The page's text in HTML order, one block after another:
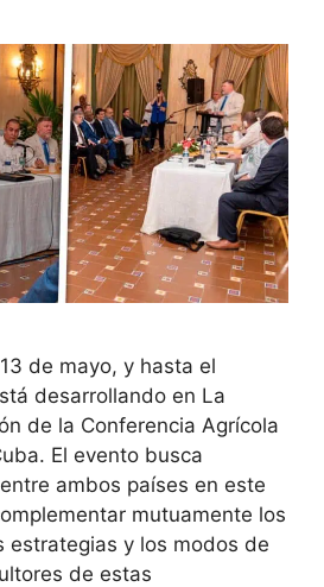
de mayo, y hasta el
desarrollando en La
de la Conferencia Agrícola
El evento busca
ambos países en este
mutuamente los
estrategias y los modos de
de estas